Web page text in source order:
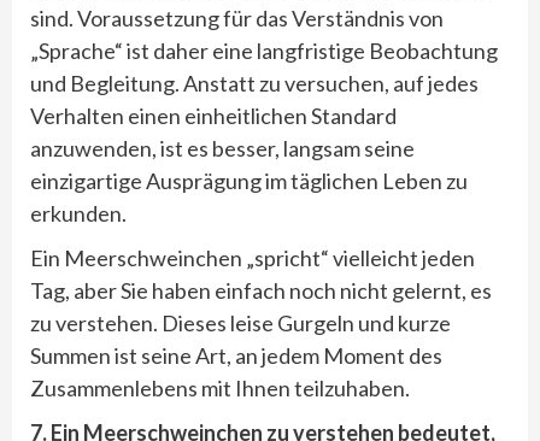
sind. Voraussetzung für das Verständnis von
„Sprache“ ist daher eine langfristige Beobachtung
und Begleitung. Anstatt zu versuchen, auf jedes
Verhalten einen einheitlichen Standard
anzuwenden, ist es besser, langsam seine
einzigartige Ausprägung im täglichen Leben zu
erkunden.
Ein Meerschweinchen „spricht“ vielleicht jeden
Tag, aber Sie haben einfach noch nicht gelernt, es
zu verstehen. Dieses leise Gurgeln und kurze
Summen ist seine Art, an jedem Moment des
Zusammenlebens mit Ihnen teilzuhaben.
7. Ein Meerschweinchen zu verstehen bedeutet,